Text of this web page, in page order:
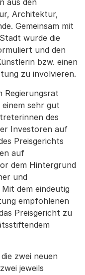
aus den
Architektur,
Gemeinsam mit
wurde die
und den
bzw. einen
zu involvieren.
Regierungsrat
sehr gut
des
Investoren auf
Preisgerichts
auf
dem Hintergrund
und
dem eindeutig
empfohlenen
Preisgericht zu
zwei neuen
jeweils